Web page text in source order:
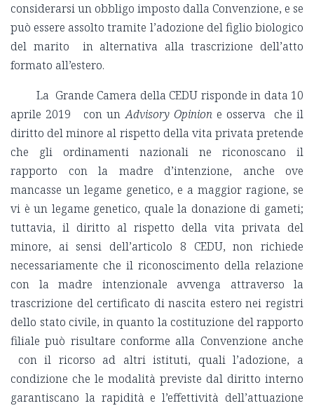
considerarsi un obbligo imposto dalla Convenzione, e se
può essere assolto tramite l’adozione del figlio biologico
del marito in alternativa alla trascrizione dell’atto
formato all’estero.
La Grande Camera della CEDU risponde in data 10
aprile 2019 con unAdvisory Opinione osserva che il
diritto del minore al rispetto della vita privata pretende
che gli ordinamenti nazionali ne riconoscano il
rapporto con la madre d’intenzione, anche ove
mancasse un legame genetico, e a maggior ragione, se
vi è un legame genetico, quale la donazione di gameti;
tuttavia, il diritto al rispetto della vita privata del
minore, ai sensi dell’articolo 8 CEDU, non richiede
necessariamente che il riconoscimento della relazione
con la madre intenzionale avvenga attraverso la
trascrizione del certificato di nascita estero nei registri
dello stato civile, in quanto la costituzione del rapporto
filiale può risultare conforme alla Convenzione anche
con il ricorso ad altri istituti, quali l’adozione, a
condizione che le modalità previste dal diritto interno
garantiscano la rapidità e l’effettività dell’attuazione